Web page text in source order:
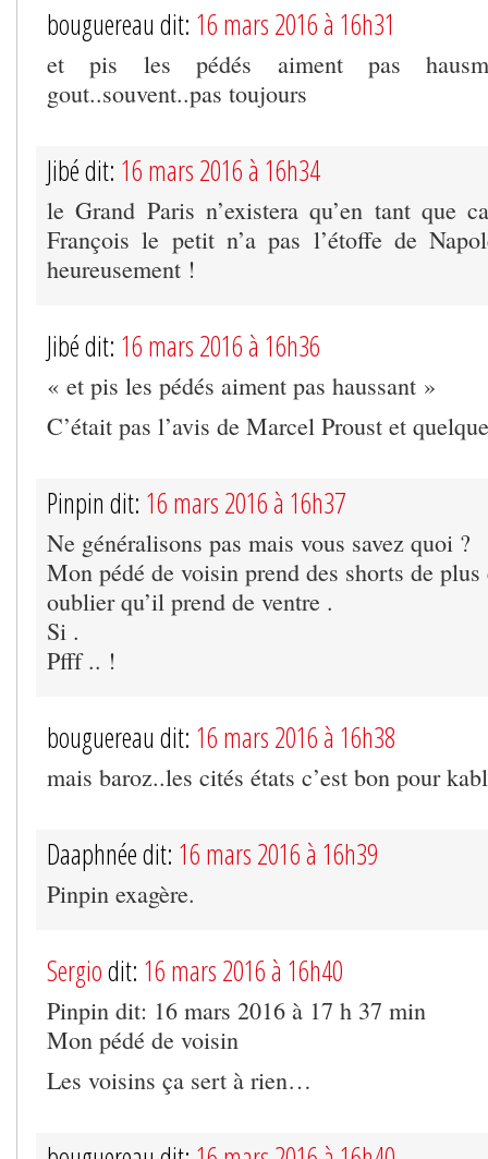
bouguereau dit: 16 mars 2016 à 16h31
et pis les pédés aiment pas
gout..souvent..pas toujours
Jibé dit: 16 mars 2016 à 16h34
le Grand Paris n’existera qu’en tant que
François le petit n’a pas l’étoffe de
heureusement !
Jibé dit: 16 mars 2016 à 16h36
« et pis les pédés aiment pas haussant »
C’était pas l’avis de Marcel Proust et
Pinpin dit: 16 mars 2016 à 16h37
Ne généralisons pas mais vous savez quoi ?
Mon pédé de voisin prend des shorts de
oublier qu’il prend de ventre .
Si .
Pfff .. !
bouguereau dit: 16 mars 2016 à 16h38
mais baroz..les cités états c’est bon pour
Daaphnée dit: 16 mars 2016 à 16h39
Pinpin exagère.
Sergiodit: 16 mars 2016 à 16h40
Pinpin dit: 16 mars 2016 à 17 h 37 min
Mon pédé de voisin
Les voisins ça sert à rien…